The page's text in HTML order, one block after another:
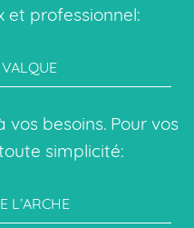
et professionnel:
besoins. Pour vos
simplicité:
L’ARCHE